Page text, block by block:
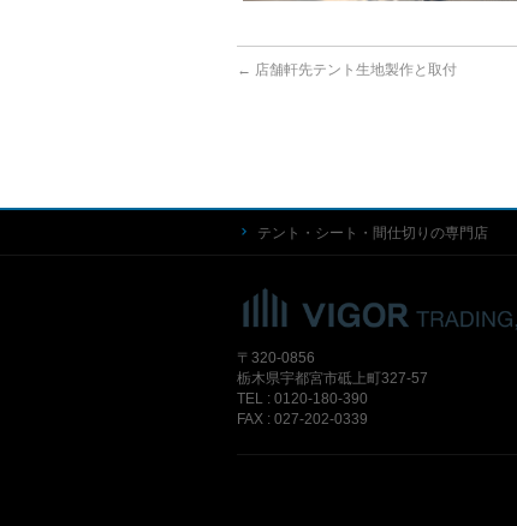
← 店舗軒先テント生地製作と取付
テント・シート・間仕切りの専門店
〒320-0856
栃木県宇都宮市砥上町327-57
TEL : 0120-180-390
FAX : 027-202-0339